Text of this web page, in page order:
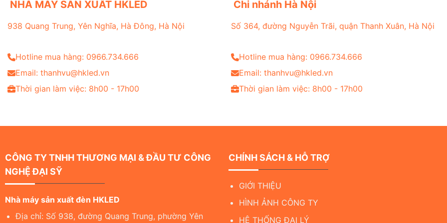
NHÀ MÁY SẢN XUẤT HKLED
938 Quang Trung, Yên Nghĩa, Hà Đông, Hà Nội
Hotline mua hàng: 0966.734.666
Email: thanhvu@hkled.vn
Thời gian làm việc: 8h00 - 17h00
Chi nhánh Hà Nội
Số 364, đường Nguyễn Trãi, quận Thanh Xuân, Hà Nội
Hotline mua hàng: 0966.734.666
Email: thanhvu@hkled.vn
Thời gian làm việc: 8h00 - 17h00
CÔNG TY TNHH THƯƠNG MẠI & ĐẦU TƯ CÔNG
NGHỆ ĐẠI SỸ
Nhà máy sản xuất đèn HKLED
Địa chỉ: Số 938, đường Quang Trung, phường Yên
CHÍNH SÁCH & HỖ TRỢ
GIỚI THIỆU
HÌNH ẢNH CÔNG TY
HỆ THỐNG ĐẠI LÝ